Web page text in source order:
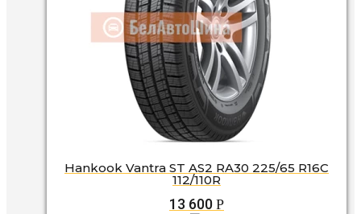
Hankook Vantra ST AS2 RA30 225/65 R16C
112/110R
13 600 Р